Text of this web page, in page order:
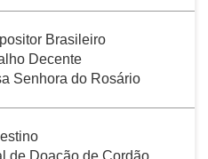
Brasileiro
Decente
Senhora do Rosário
de Doação de Cordão